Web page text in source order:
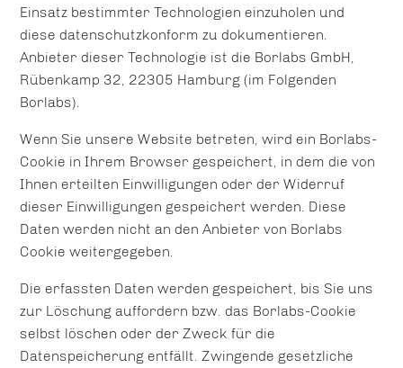
Einsatz bestimmter Technologien einzuholen und
diese datenschutzkonform zu dokumentieren.
Anbieter dieser Technologie ist die Borlabs GmbH,
Rübenkamp 32, 22305 Hamburg (im Folgenden
Borlabs).
Wenn Sie unsere Website betreten, wird ein Borlabs-
Cookie in Ihrem Browser gespeichert, in dem die von
Ihnen erteilten Einwilligungen oder der Widerruf
dieser Einwilligungen gespeichert werden. Diese
Daten werden nicht an den Anbieter von Borlabs
Cookie weitergegeben.
Die erfassten Daten werden gespeichert, bis Sie uns
zur Löschung auffordern bzw. das Borlabs-Cookie
selbst löschen oder der Zweck für die
Datenspeicherung entfällt. Zwingende gesetzliche